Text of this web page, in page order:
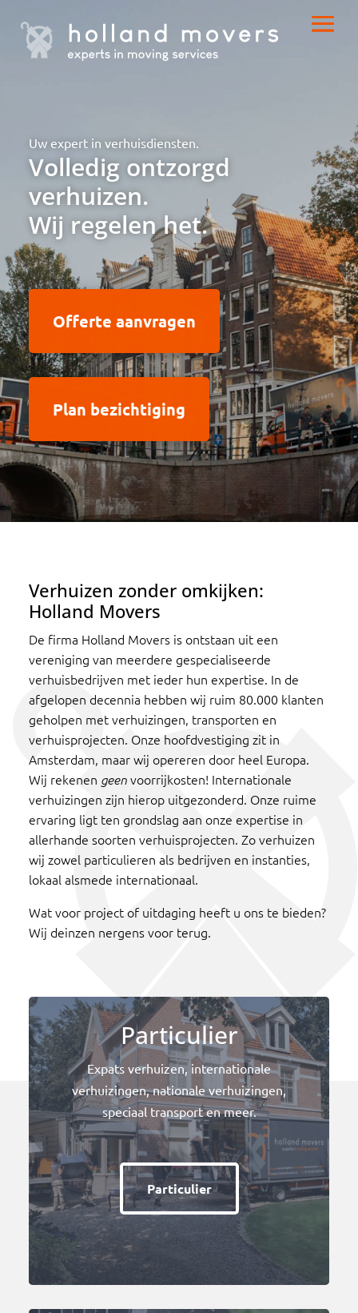
Uw expert in verhuisdiensten.
Volledig ontzorgd
verhuizen.
Wij regelen het.
Offerte aanvragen
Plan bezichtiging
Verhuizen zonder omkijken:
Holland Movers
De firma Holland Movers is ontstaan uit een
vereniging van meerdere gespecialiseerde
verhuisbedrijven met ieder hun expertise. In de
afgelopen decennia hebben wij ruim 80.000 klanten
geholpen met verhuizingen, transporten en
verhuisprojecten. Onze hoofdvestiging zit in
Amsterdam, maar wij opereren door heel Europa.
Wij rekenen geen voorrijkosten! Internationale
verhuizingen zijn hierop uitgezonderd. Onze ruime
ervaring ligt ten grondslag aan onze expertise in
allerhande soorten verhuisprojecten. Zo verhuizen
wij zowel particulieren als bedrijven en instanties,
lokaal alsmede internationaal.
Wat voor project of uitdaging heeft u ons te bieden?
Wij deinzen nergens voor terug.
Particulier
Expats verhuizen, internationale
verhuizingen, nationale verhuizingen,
speciaal transport en meer.
Particulier